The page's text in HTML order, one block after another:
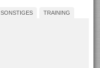
SONSTIGES TRAINING